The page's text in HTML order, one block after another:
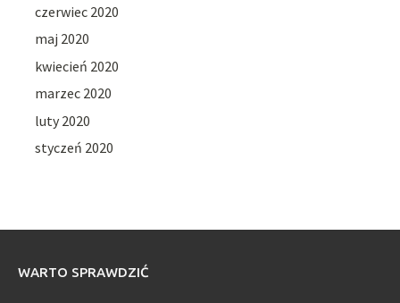
czerwiec 2020
maj 2020
kwiecień 2020
marzec 2020
luty 2020
styczeń 2020
WARTO SPRAWDZIĆ